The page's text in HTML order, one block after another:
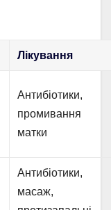
Лікування
Антибіотики,
промивання
матки
Антибіотики,
масаж,